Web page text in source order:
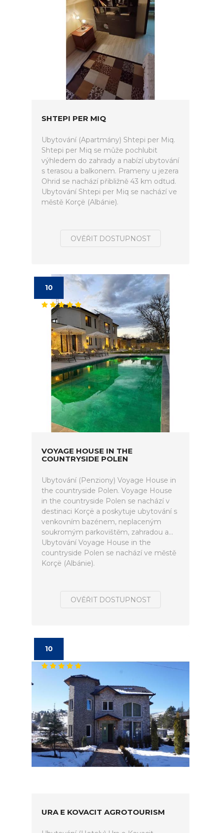
SHTEPI PER MIQ
Ubytování (Apartmány) Shtepi per Miq.
Shtepi per Miq se může pochlubit
výhledem do zahrady a nabízí ubytování
s terasou a balkonem. Prameny u jezera
Ohrid se nachází přibližně 43 km odtud.
Ubytování Shtepi per Miq se nachází ve
městě Korçë (Albánie).
OVĚŘIT DOSTUPNOST
10
VOYAGE HOUSE IN THE
COUNTRYSIDE POLEN
Ubytování (Penziony) Voyage House in
the countryside Polen. Voyage House
in the countryside Polen se nachází v
destinaci Korçë a poskytuje ubytování s
venkovním bazénem, neplaceným
soukromým parkovištěm, zahradou a...
Ubytování Voyage House in the
countryside Polen se nachází ve městě
Korçë (Albánie).
OVĚŘIT DOSTUPNOST
10
URA E KOVACIT AGROTOURISM